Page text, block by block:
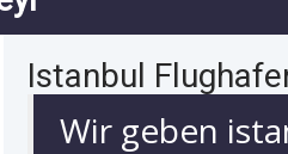
Istanbul
Wir geben